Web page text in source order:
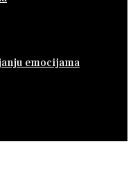
emocijama